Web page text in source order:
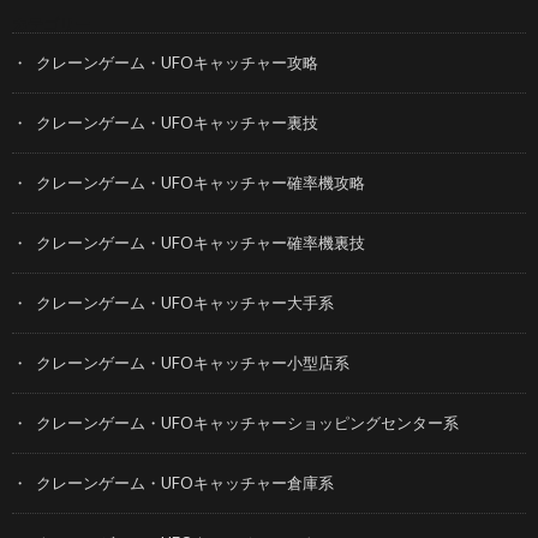
クレーンゲーム・UFOキャッチャー攻略
クレーンゲーム・UFOキャッチャー裏技
クレーンゲーム・UFOキャッチャー確率機攻略
クレーンゲーム・UFOキャッチャー確率機裏技
クレーンゲーム・UFOキャッチャー大手系
クレーンゲーム・UFOキャッチャー小型店系
クレーンゲーム・UFOキャッチャーショッピングセンター系
クレーンゲーム・UFOキャッチャー倉庫系